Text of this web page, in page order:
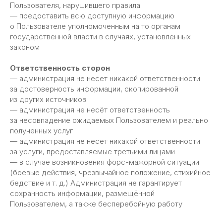
Пользователя, нарушившего правила
— предоставить всю доступную информацию
о Пользователе уполномоченным на то органам
государственной власти в случаях, установленных
законом
Ответственность сторон
— администрация не несет никакой ответственности
за достоверность информации, скопированной
из других источников
— администрация не несёт ответственность
за несовпадение ожидаемых Пользователем и реально
полученных услуг
— администрация не несет никакой ответственности
за услуги, предоставляемые третьими лицами
— в случае возникновения форс-мажорной ситуации
(боевые действия, чрезвычайное положение, стихийное
бедствие и т. д.) Администрация не гарантирует
сохранность информации, размещённой
Пользователем, а также бесперебойную работу
Заказать звонок
+7 (917) 887-95-50
Контакты
info@kaznahelp.ru
Пн-Пт: 9:00 - 18:00
Сб-Вс: выходной